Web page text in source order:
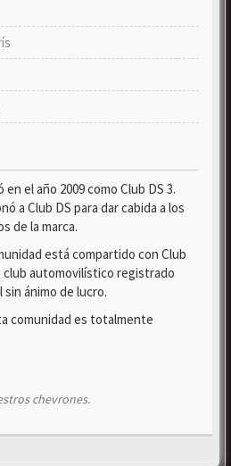
el año 2009 como Club DS 3.
a Club DS para dar cabida a los
de la marca.
está compartido con Club
club automovilístico registrado
ánimo de lucro.
comunidad es totalmente
chevrones.